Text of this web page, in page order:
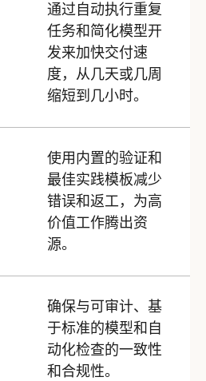
通过自动执行重复
任务和简化模型开
发来加快交付速
度，从几天或几周
缩短到几小时。
使用内置的验证和
最佳实践模板减少
错误和返工，为高
价值工作腾出资
源。
确保与可审计、基
于标准的模型和自
动化检查的一致性
和合规性。